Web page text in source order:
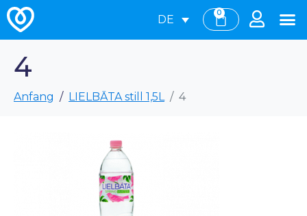
DE
0
4
Anfang LIELBĀTA still 1,5L 4